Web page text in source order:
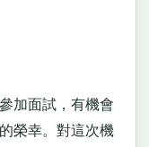
加面試，有機會
榮幸。對這次機